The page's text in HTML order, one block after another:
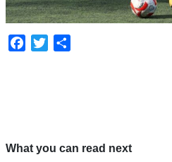
Facebook
Twitter
What you can read next